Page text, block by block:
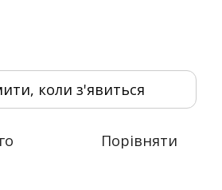
коли з'явиться
Порівняти